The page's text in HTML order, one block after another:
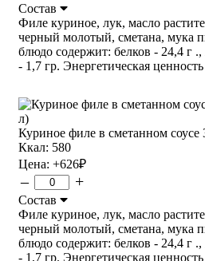
Состав
Филе куриное, лук, масло
черный молотый, сметана, мука
блюдо содержит: белков - 24,4 г
- 1,7 гр. Энергетическая
Куриное филе в сметанном соусе
Ккал: 580
Цена: +626₽
– +
Состав
Филе куриное, лук, масло
черный молотый, сметана, мука
блюдо содержит: белков - 24,4 г
- 1,7 гр. Энергетическая